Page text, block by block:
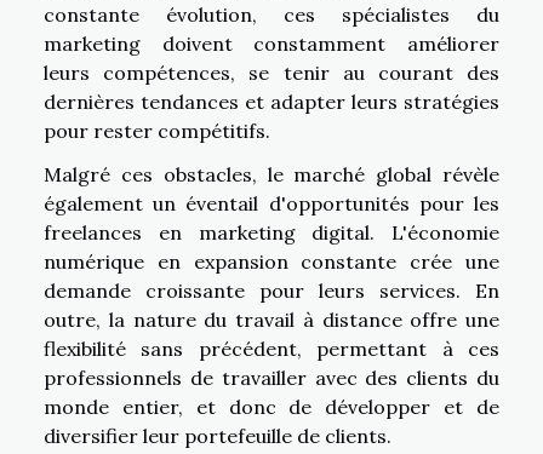
constante évolution, ces spécialistes du
marketing doivent constamment améliorer
leurs compétences, se tenir au courant des
dernières tendances et adapter leurs stratégies
pour rester compétitifs.
Malgré ces obstacles, le marché global révèle
également un éventail d'opportunités pour les
freelances en marketing digital. L'économie
numérique en expansion constante crée une
demande croissante pour leurs services. En
outre, la nature du travail à distance offre une
flexibilité sans précédent, permettant à ces
professionnels de travailler avec des clients du
monde entier, et donc de développer et de
diversifier leur portefeuille de clients.